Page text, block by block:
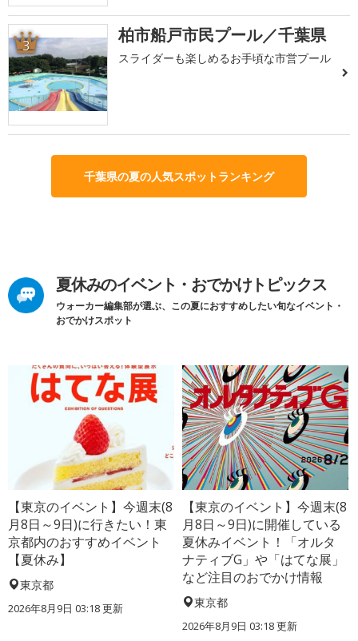
3 柏市船戸市民プール／千葉県
スライダーも楽しめるお手頃な市営プール
千葉県の夏の人気スポットランキング
夏休みのイベント・おでかけトピックス
ウォーカー編集部が選ぶ、この夏におすすめしたい旬なイベント・
おでかけスポット
【東京のイベント】今週末(8
月8日～9日)に行きたい！東
京都内のおすすめイベント
【夏休み】
東京都
2026年8月9日 03:18更新
【東京のイベント】今週末(8
月8日～9日)に開催している
夏休みイベント！「オルタ
ナティブG」や「はてな展」
など注目のおでかけ情報
東京都
2026年8月9日 03:18更新